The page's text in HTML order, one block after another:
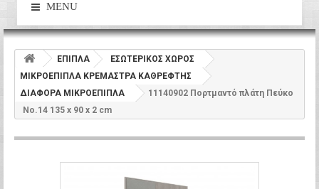
MENU
ΕΠΙΠΛΑ
ΕΣΩΤΕΡΙΚΟΣ ΧΩΡΟΣ
ΜΙΚΡΟΕΠΙΠΛΑ ΚΡΕΜΑΣΤΡΑ ΚΑΘΡΕΦΤΗΣ
ΔΙΑΦΟΡΑ ΜΙΚΡΟΕΠΙΠΛΑ
11140902 Πορτμαντό πλάτη Πεύκο
Νο.14 135 x 90 x 2 cm